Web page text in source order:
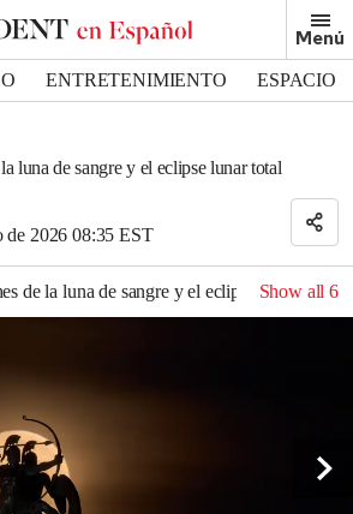
Menú
ENTRETENIMIENTO
ESPACIO
luna de sangre y el eclipse lunar total
de 2026 08:35 EST
de la luna de sangre y el eclipse lunar total
Show all6